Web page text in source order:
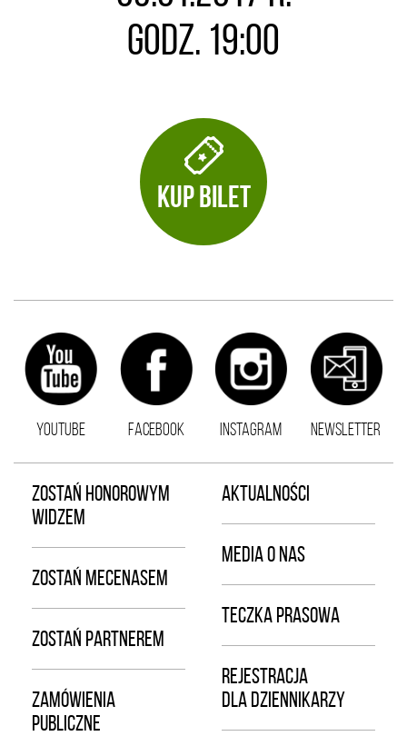
godz. 19:00
KUP BILET
YOUTUBE FACEBOOK INSTAGRAM NEWSLETTER
ZOSTAŃ HONOROWYM
WIDZEM
ZOSTAŃ MECENASEM
ZOSTAŃ PARTNEREM
ZAMÓWIENIA
PUBLICZNE
AKTUALNOŚCI
MEDIA O NAS
TECZKA PRASOWA
REJESTRACJA
DLA DZIENNIKARZY